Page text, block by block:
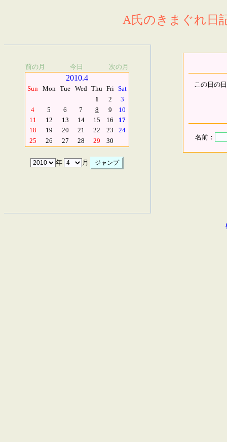
A氏のきまぐれ日
前の月 今日 次の月
2010.4
Sun Mon Tue Wed Thu Fri Sat
1
2
3
4
5 6 7 8 9
10
11
12 13 14 15 16
17
18
19 20 21 22 23
24
25
26 27 28 29 30
年 月
この日の
名前：